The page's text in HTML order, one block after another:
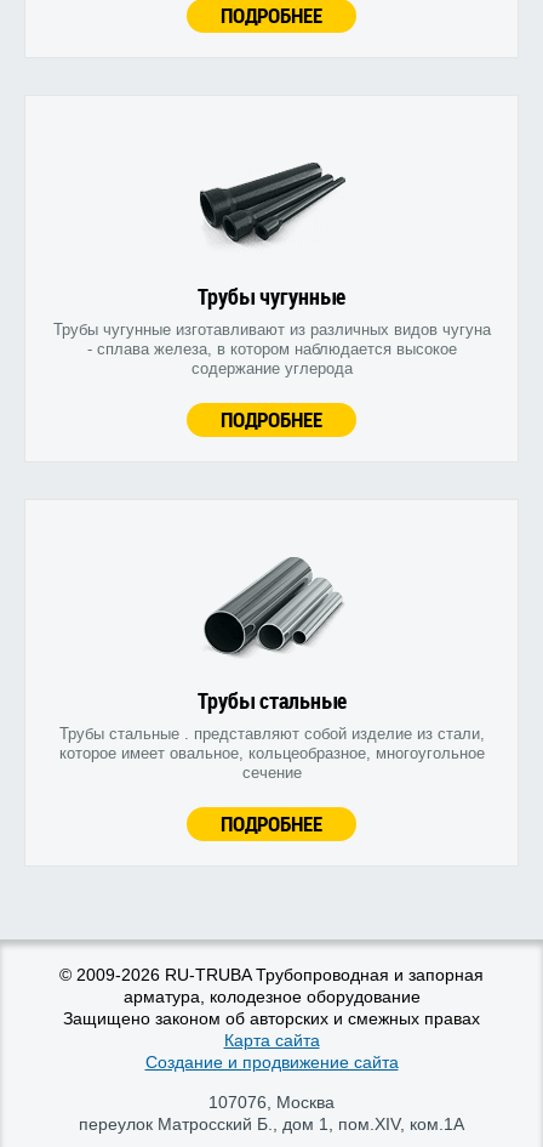
ПОДРОБНЕЕ
Трубы чугунные
Трубы чугунные изготавливают из различных видов чугуна
- сплава железа, в котором наблюдается высокое
содержание углерода
ПОДРОБНЕЕ
Трубы стальные
Трубы стальные . представляют собой изделие из стали,
которое имеет овальное, кольцеобразное, многоугольное
сечение
ПОДРОБНЕЕ
© 2009-2026 RU-TRUBA Трубопроводная и запорная
арматура, колодезное оборудование
Защищено законом об авторских и смежных правах
Карта сайта
Создание и продвижение сайта
107076
Москва
переулок Матросский Б., дом 1, пом.XIV, ком.1А